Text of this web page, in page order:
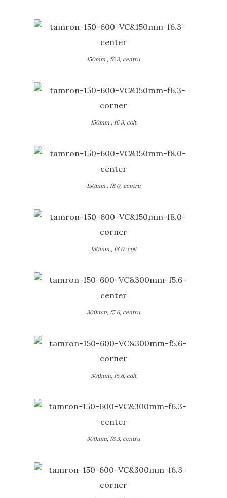
150mm , f6.3, centru
150mm , f6.3, colt
150mm , f8.0, centru
150mm , f8.0, colt
300mm, f5.6, centru
300mm, f5.6, colt
300mm, f6.3, centru